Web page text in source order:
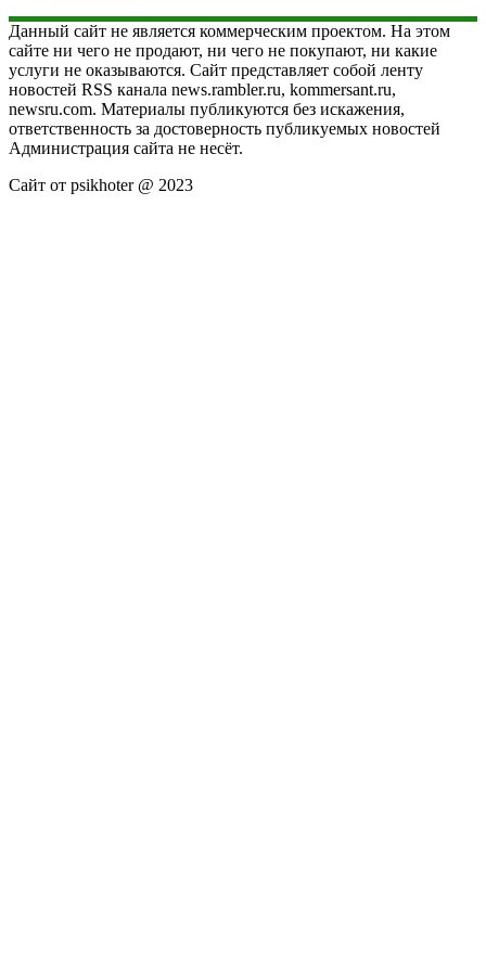
Данный сайт не является коммерческим проектом. На этом
сайте ни чего не продают, ни чего не покупают, ни какие
услуги не оказываются. Сайт представляет собой ленту
новостей RSS канала news.rambler.ru, kommersant.ru,
newsru.com. Материалы публикуются без искажения,
ответственность за достоверность публикуемых новостей
Администрация сайта не несёт.
Сайт от psikhoter @ 2023